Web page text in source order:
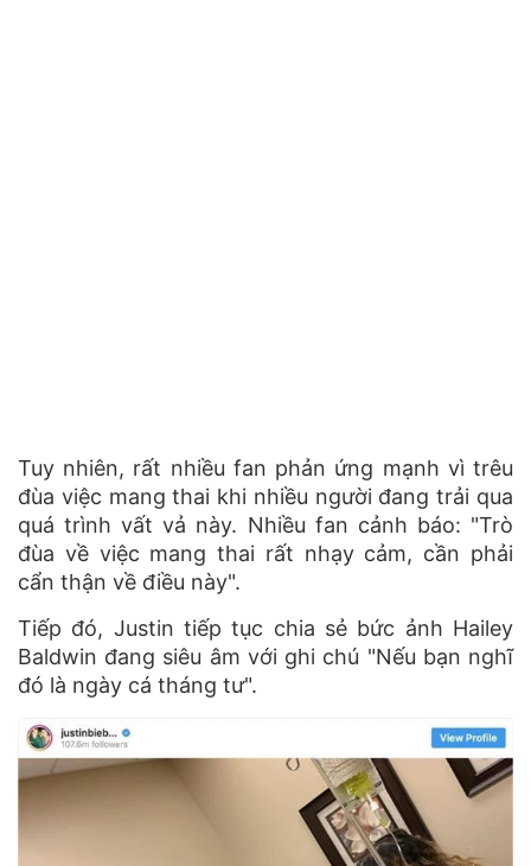
Tuy nhiên, rất nhiều fan phản ứng mạnh vì trêu
đùa việc mang thai khi nhiều người đang trải qua
quá trình vất vả này. Nhiều fan cảnh báo: "Trò
đùa về việc mang thai rất nhạy cảm, cần phải
cẩn thận về điều này".
Tiếp đó, Justin tiếp tục chia sẻ bức ảnh Hailey
Baldwin đang siêu âm với ghi chú "Nếu bạn nghĩ
đó là ngày cá tháng tư".